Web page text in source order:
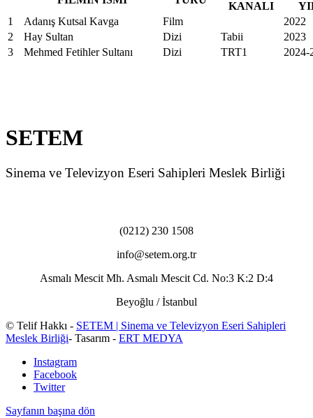
KANALI
1
Adanış Kutsal Kavga Film
2022
2
Hay Sultan Dizi Tabii
2023
3
Mehmed Fetihler Sultanı Dizi TRT1 2024-
SETEM
Sinema ve Televizyon Eseri Sahipleri Meslek Birliği
(0212) 230 1508
info@setem.org.tr
Asmalı Mescit Mh. Asmalı Mescit Cd. No:3 K:2 D:4
Beyoğlu / İstanbul
© Telif Hakkı - SETEM | Sinema ve Televizyon Eseri Sahipleri
Meslek Birliği- Tasarım - ERT MEDYA
Instagram
Facebook
Twitter
Sayfanın başına dön